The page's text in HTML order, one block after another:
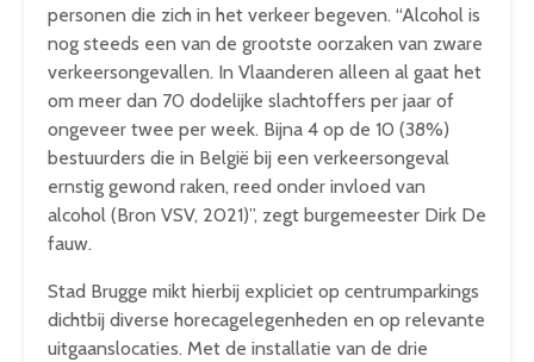
personen die zich in het verkeer begeven. “Alcohol is
nog steeds een van de grootste oorzaken van zware
verkeersongevallen. In Vlaanderen alleen al gaat het
om meer dan 70 dodelijke slachtoffers per jaar of
ongeveer twee per week. Bijna 4 op de 10 (38%)
bestuurders die in België bij een verkeersongeval
ernstig gewond raken, reed onder invloed van
alcohol (Bron VSV, 2021)”, zegt burgemeester Dirk De
fauw.
Stad Brugge mikt hierbij expliciet op centrumparkings
dichtbij diverse horecagelegenheden en op relevante
uitgaanslocaties. Met de installatie van de drie